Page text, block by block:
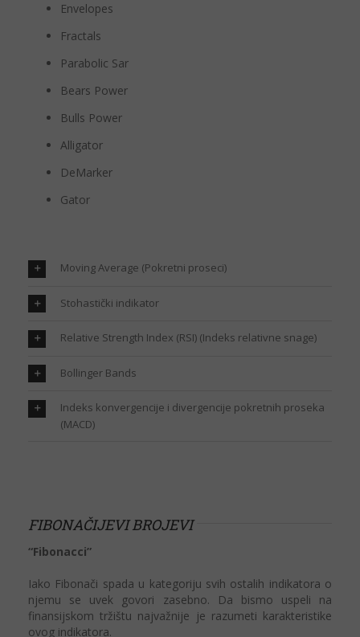
Envelopes
Fractals
Parabolic Sar
Bears Power
Bulls Power
Alligator
DeMarker
Gator
Moving Average (Pokretni proseci)
Stohastički indikator
Relative Strength Index (RSI) (Indeks relativne snage)
Bollinger Bands
Indeks konvergencije i divergencije pokretnih proseka
(MACD)
FIBONAČIJEVI BROJEVI
“Fibonacci”
Iako Fibonači spada u kategoriju svih ostalih indikatora o
njemu se uvek govori zasebno. Da bismo uspeli na
finansijskom tržištu najvažnije je razumeti karakteristike
ovog indikatora.